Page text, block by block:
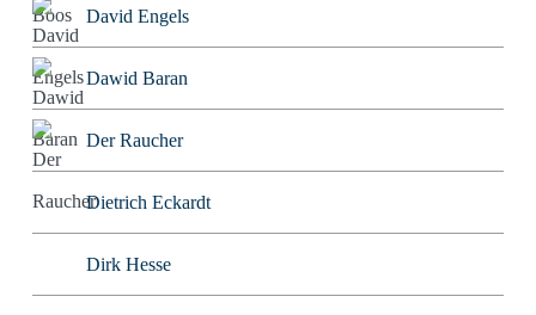
David Engels
Dawid Baran
Der Raucher
Dietrich Eckardt
Dirk Hesse